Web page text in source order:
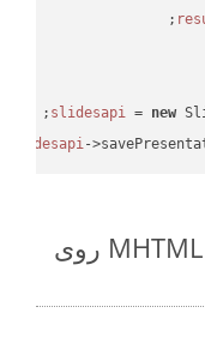
= new
-
تبدیل ساده MHTML Files to PPSM روی